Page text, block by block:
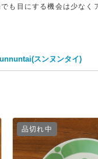
も目にする機会は少なく
スンヌンタイ)
品切れ中